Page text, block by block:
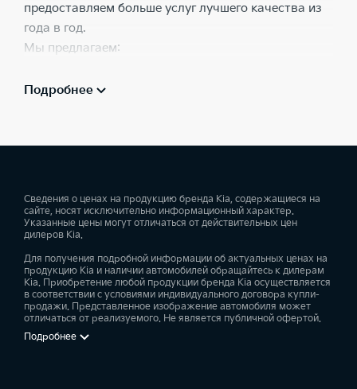
предоставляем больше услуг лучшего качества из
года в год.
Мы предлагаем:
тест-драйв всего модельного ряда Kia;
клиентов;
оригинальные запчасти и аксессуары Kia;
сервисное обслуживание;
кузовной ремонт;
техническая помощь на дорогах;
эвакуатор.
Ждём Вас в наших дилерских центрах!
Подробнее
Сведения о ценах на продукцию бренда Kia, содержащиеся на
сайте, носят исключительно информационный характер.
Указанные цены могут отличаться от действительных цен
дилеров Kia.
Для получения подробной информации об актуальных ценах на
продукцию Kia и наличии автомобилей обращайтесь к дилерам
Kia. Приобретение любой продукции бренда Kia осуществляется
в соответствии с условиями индивидуального договора купли-
продажи. Представленное изображение автомобиля может
отличаться от реализуемого. Не является публичной офертой.
Подробнее